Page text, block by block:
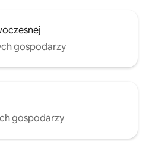
gospodarzy
gospodarzy